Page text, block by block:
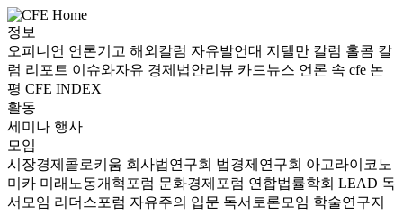
정보
오피니언 언론기고 해외칼럼 자유발언대 지텔만 칼럼 홀콤 칼
럼 리포트 이슈와자유 경제법안리뷰 카드뉴스 언론 속 cfe 논
평 CFE INDEX
활동
세미나 행사
모임
시장경제콜로키움 회사법연구회 법경제연구회 아고라이코노
미카 미래노동개혁포럼 문화경제포럼 연합법률학회 LEAD 독
서모임 리더스포럼 자유주의 입문 독서토론모임 학술연구지